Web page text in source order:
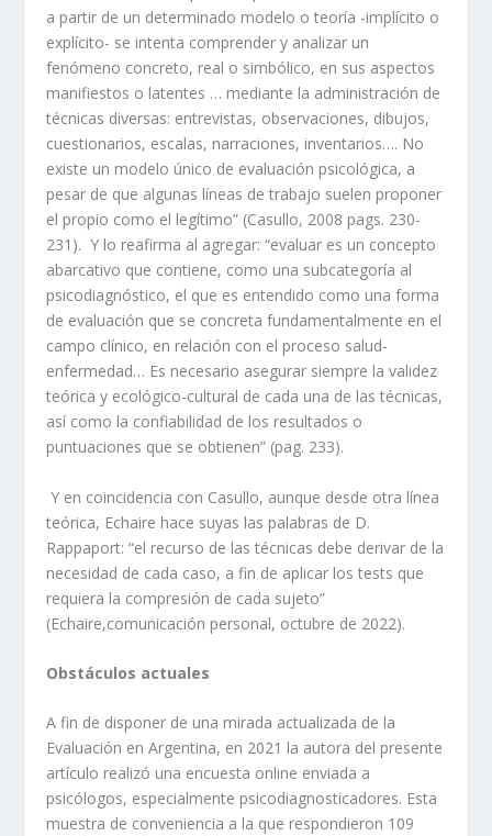
a partir de un determinado modelo o teoría -implícito o
explícito- se intenta comprender y analizar un
fenómeno concreto, real o simbólico, en sus aspectos
manifiestos o latentes … mediante la administración de
técnicas diversas: entrevistas, observaciones, dibujos,
cuestionarios, escalas, narraciones, inventarios…. No
existe un modelo único de evaluación psicológica, a
pesar de que algunas líneas de trabajo suelen proponer
el propio como el legítimo” (Casullo, 2008 pags. 230-
231). Y lo reafirma al agregar: “evaluar es un concepto
abarcativo que contiene, como una subcategoría al
psicodiagnóstico, el que es entendido como una forma
de evaluación que se concreta fundamentalmente en el
campo clínico, en relación con el proceso salud-
enfermedad… Es necesario asegurar siempre la validez
teórica y ecológico-cultural de cada una de las técnicas,
así como la confiabilidad de los resultados o
puntuaciones que se obtienen” (pag. 233).
Y en coincidencia con Casullo, aunque desde otra línea
teórica, Echaire hace suyas las palabras de D.
Rappaport: “el recurso de las técnicas debe derivar de la
necesidad de cada caso, a fin de aplicar los tests que
requiera la compresión de cada sujeto”
(Echaire,comunicación personal, octubre de 2022).
Obstáculos actuales
A fin de disponer de una mirada actualizada de la
Evaluación en Argentina, en 2021 la autora del presente
artículo realizó una encuesta online enviada a
psicólogos, especialmente psicodiagnosticadores. Esta
muestra de conveniencia a la que respondieron 109